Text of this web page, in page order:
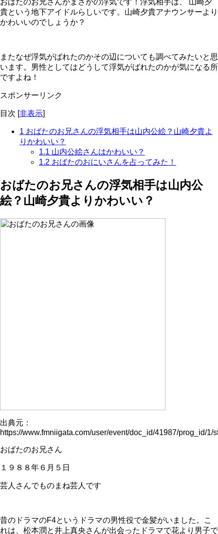
貴という地下アイドルらしいです。山崎夕貴アナウンサーより
かわいいのでしょうか？
またなぜ浮気がばれたのかその辺についても調べてみたいと思
います。男性としてはどうして浮気がばれたのかが気になる所
ですよね！
スポンサーリンク
目次 [非表示]
1 おばたのお兄さんの浮気相手は山内公絵？山崎夕貴よ
りかわいい？
1.1 山内公絵さんはかわいい？
1.2 おばたのおにいさんを占ってみた！
おばたのお兄さんの浮気相手は山内公
絵？山崎夕貴よりかわいい？
出典元：
https://www.fmniigata.com/user/event/doc_id/41987/prog_id/1/
おばたのお兄さん
１９８８年６月５日
芸人さんでものまね芸人です
昔のドラマのF4というドラマの男性役で金髪がいました。こ
れは、松本潤と井上真央さんが出会ったドラマで花より男子で